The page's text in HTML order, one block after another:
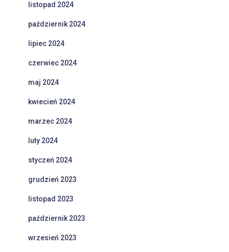
listopad 2024
październik 2024
lipiec 2024
czerwiec 2024
maj 2024
kwiecień 2024
marzec 2024
luty 2024
styczeń 2024
grudzień 2023
listopad 2023
październik 2023
wrzesień 2023